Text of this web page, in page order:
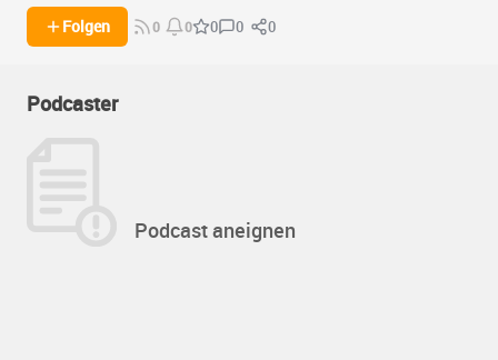
Folgen 0 0 0 0 0
Podcaster
Podcast aneignen